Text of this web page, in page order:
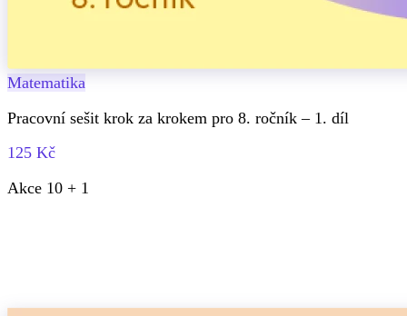
Matematika
Pracovní sešit krok za krokem pro 8. ročník – 1. díl
125 Kč
Akce 10 + 1